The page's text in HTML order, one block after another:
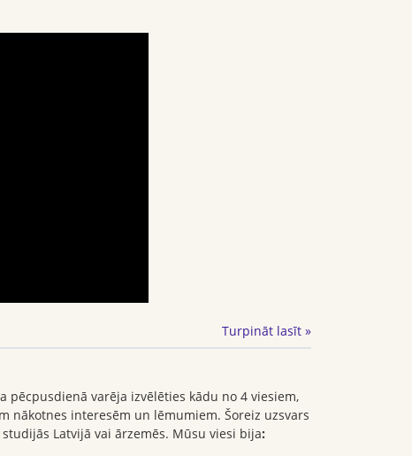
Turpināt lasīt »
pēcpusdienā varēja izvēlēties kādu no 4 viesiem,
nākotnes interesēm un lēmumiem. Šoreiz uzsvars
Latvijā vai ārzemēs. Mūsu viesi bija: